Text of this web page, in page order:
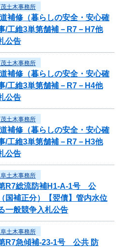
土木事務所
補修（暮らしの安全・安心確
/工維3単第舗補－R7－H7他
公告
土木事務所
補修（暮らしの安全・安心確
/工維3単第舗補－R7－H4他
公告
土木事務所
補修（暮らしの安全・安心確
/工維3単第舗補－R7－H3他
公告
土木事務所
R7総流防補H1-A-1号 公
補正分）【翌債】管内水位
一般競争入札公告
土木事務所
R7急傾補-23-1号 公共 防